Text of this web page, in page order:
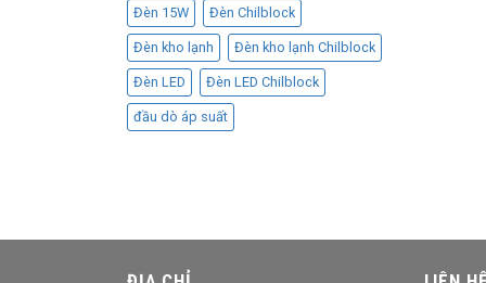
Đèn 15W Đèn Chilblock
Đèn kho lạnh Đèn kho lạnh Chilblock
Đèn LED Đèn LED Chilblock
đầu dò áp suất